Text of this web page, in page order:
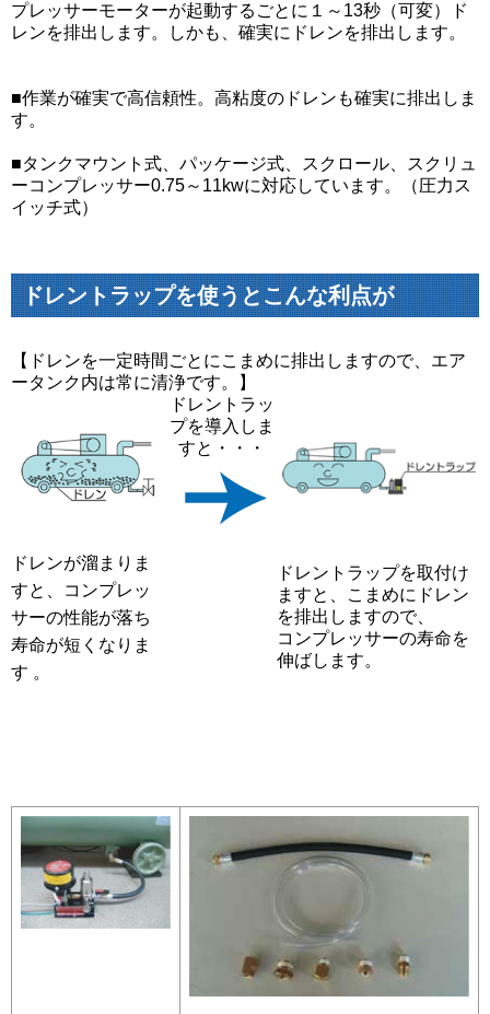
プレッサーモーターが起動するごとに１～13秒（可変）ド
レンを排出します。しかも、確実にドレンを排出します。
■作業が確実で高信頼性。高粘度のドレンも確実に排出しま
す。
■タンクマウント式、パッケージ式、スクロール、スクリュ
ーコンプレッサー0.75～11kwに対応しています。（圧力ス
イッチ式）
ドレントラップを使うとこんな利点が
【ドレンを一定時間ごとにこまめに排出しますので、エア
ータンク内は常に清浄です。】
ドレントラッ
プを導入しま
すと・・・
ドレンが溜まりま
すと、コンプレッ
サーの性能が落ち
寿命が短くなりま
す 。
ドレントラップを取付け
ますと、こまめにドレン
を排出しますので、
コンプレッサーの寿命を
伸ばします。